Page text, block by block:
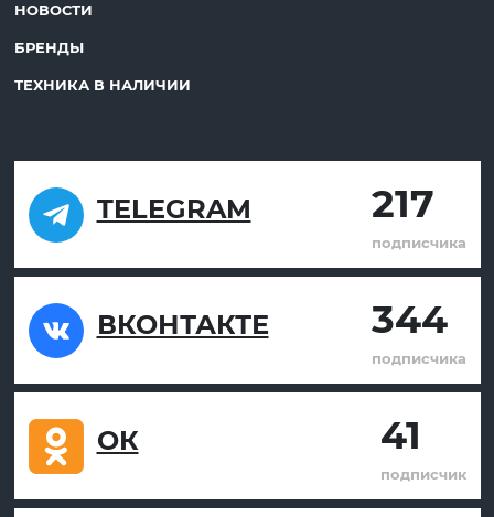
НОВОСТИ
БРЕНДЫ
ТЕХНИКА В НАЛИЧИИ
TELEGRAM 217
подписчика
ВКОНТАКТЕ 344
подписчика
ОК 41
подписчик